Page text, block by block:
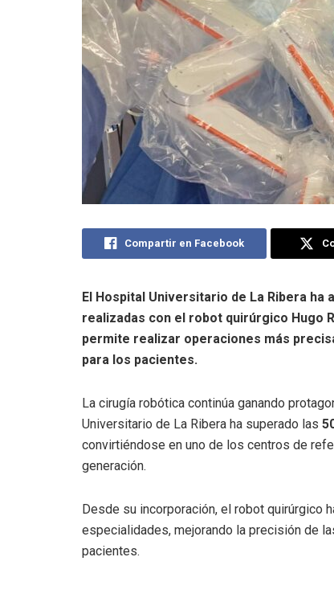
Compartir en Facebook
El Hospital Universitario de La Ribera
realizadas con el robot quirúrgico Hugo
permite realizar operaciones más
para los pacientes.
La cirugía robótica continúa ganando
Universitario de La Ribera ha superado las
convirtiéndose en uno de los centros de
generación.
Desde su incorporación, el robot quirúrgico
especialidades, mejorando la precisión de
pacientes.